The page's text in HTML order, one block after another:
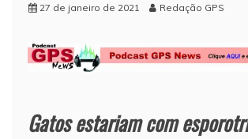
27 de janeiro de 2021 Redação GPS
Gatos estariam com